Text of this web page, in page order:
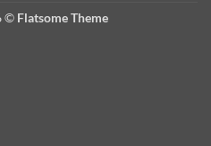
© Flatsome Theme